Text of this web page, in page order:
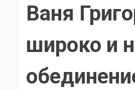
Ваня
широко и